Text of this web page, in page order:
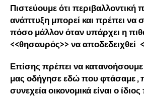
Πιστεύουμε ότι περιβαλλοντική
ανάπτυξη μπορεί και πρέπει να
πόσο μάλλον όταν υπάρχει η
<<θησαυρός>> να αποδεδειχθεί
Επίσης πρέπει να
μας οδήγησε εδώ που φτάσαμε ,
συνεχεία οικονομικά είναι ο